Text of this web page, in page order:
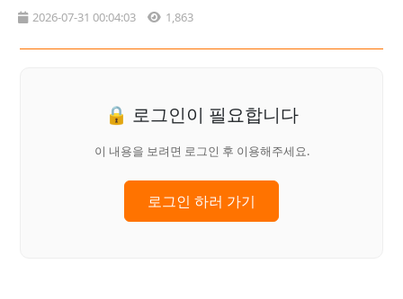
2026-07-31 00:04:03 1,863
🔒 로그인이 필요합니다
이 내용을 보려면 로그인 후 이용해주세요.
로그인 하러 가기